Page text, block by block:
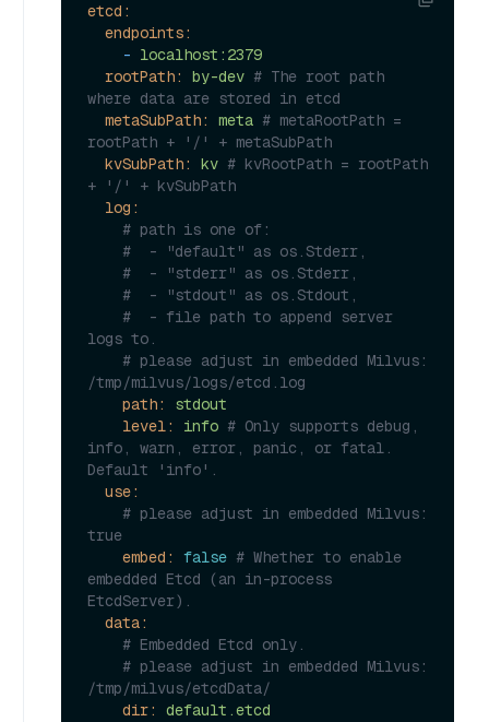
etcd:
endpoints:
- localhost:2379
rootPath:
by-dev # The root path
where data are stored in etcd
metaSubPath:
meta # metaRootPath =
rootPath + '/' + metaSubPath
kvSubPath:
kv # kvRootPath = rootPath
+ '/' + kvSubPath
log:
# path is one of:
#  - "default" as os.Stderr,
#  - "stderr" as os.Stderr,
#  - "stdout" as os.Stdout,
#  - file path to append server
logs to.
# please adjust in embedded Milvus:
/tmp/milvus/logs/etcd.log
path:
stdout
level:
info # Only supports debug,
info, warn, error, panic, or fatal.
Default 'info'.
use:
# please adjust in embedded Milvus:
true
embed:
false # Whether to enable
embedded Etcd (an in-process
EtcdServer).
data:
# Embedded Etcd only.
# please adjust in embedded Milvus:
/tmp/milvus/etcdData/
dir:
default.etcd